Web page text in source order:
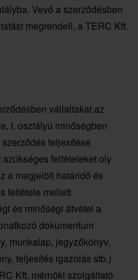
Vevő a szerződésben
megrendeli, a TERC Kft.
vállaltakat az
I. osztályú minőségben
teljesítése
feltételeket oly
a megjelölt határidő és
feltétele mellett
és minőségi átvétel a
dokumentum
munkalap, jegyzőkönyv,
teljesítés igazolás stb.)
Kft. mérnöki szolgáltató